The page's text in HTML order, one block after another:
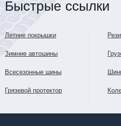
Быстрые ссылки
Летние покрышки
Зимние автошины
Всесезонные шины
Грязевой протектор